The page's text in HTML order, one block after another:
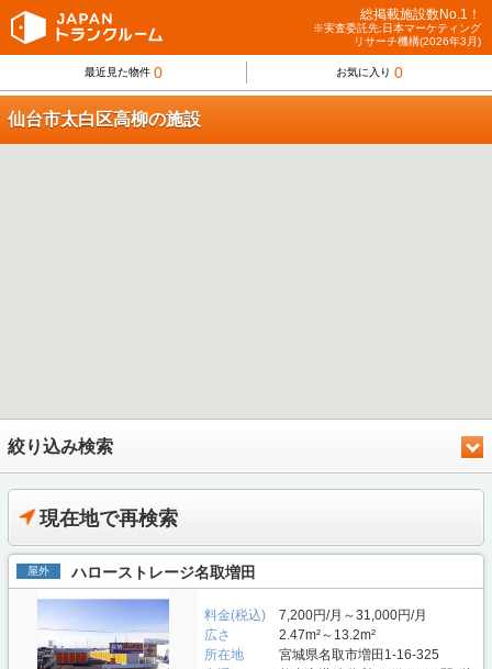
総掲載施設数No.1！
※実査委託先:日本マーケティング
リサーチ機構(2026年3月)
最近見た物件 0 お気に入り 0
仙台市太白区高柳の施設
絞り込み検索
現在地で再検索
屋外 ハローストレージ名取増田
料金(税込)
7,200円/月～31,000円/月
広さ
2.47m²～13.2m²
所在地
宮城県名取市増田1-16-325